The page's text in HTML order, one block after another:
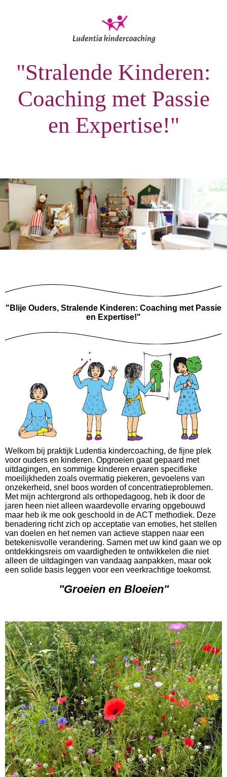
"Stralende Kinderen:
Coaching met Passie
en Expertise!"
"Blije Ouders, Stralende Kinderen: Coaching met Passie
en Expertise!"
Welkom bij praktijk Ludentia kindercoaching, de fijne plek
voor ouders en kinderen. Opgroeien gaat gepaard met
uitdagingen, en sommige kinderen ervaren specifieke
moeilijkheden zoals overmatig piekeren, gevoelens van
onzekerheid, snel boos worden of concentratieproblemen.
Met mijn achtergrond als orthopedagoog, heb ik door de
jaren heen niet alleen waardevolle ervaring opgebouwd
maar heb ik me ook geschoold in de ACT methodiek. Deze
benadering richt zich op acceptatie van emoties, het stellen
van doelen en het nemen van actieve stappen naar een
betekenisvolle verandering. Samen met uw kind gaan we op
ontdekkingsreis om vaardigheden te ontwikkelen die niet
alleen de uitdagingen van vandaag aanpakken, maar ook
een solide basis leggen voor een veerkrachtige toekomst.
"Groeien en Bloeien"